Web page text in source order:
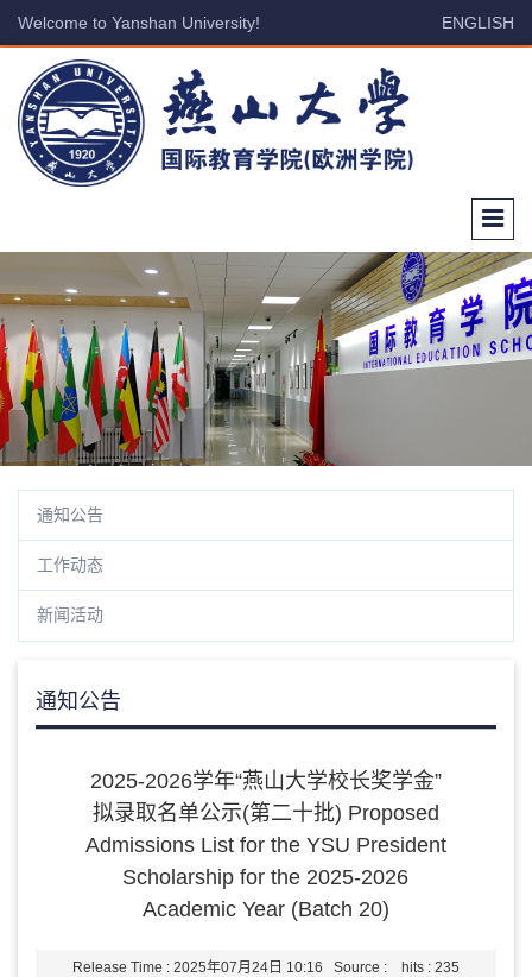
Welcome to Yanshan University! ENGLISH
通知公告
工作动态
新闻活动
通知公告
2025-2026学年“燕山大学校长奖学金”
拟录取名单公示(第二十批) Proposed
Admissions List for the YSU President
Scholarship for the 2025-2026
Academic Year (Batch 20)
Release Time : 2025年07月24日 10:16 Source : hits : 235